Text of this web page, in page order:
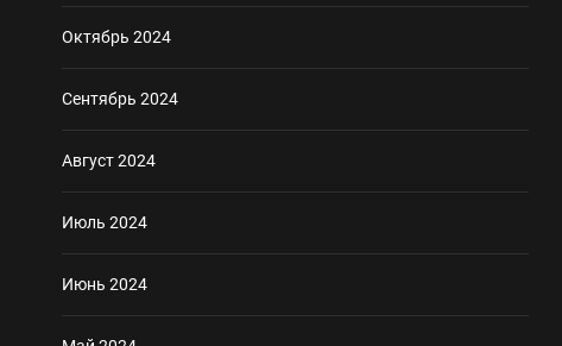
Октябрь 2024
Сентябрь 2024
Август 2024
Июль 2024
Июнь 2024